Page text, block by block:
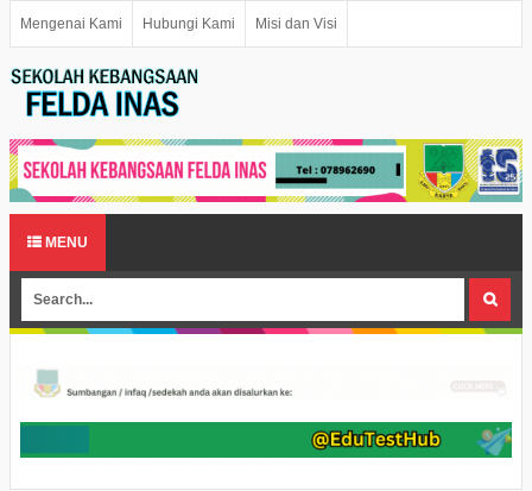
Mengenai Kami Hubungi Kami Misi dan Visi
MENU